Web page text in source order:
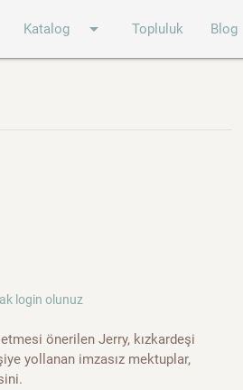
Katalog arrow_drop_down Topluluk Blog
login olunuz
önerilen Jerry, kızkardeşi
yollanan imzasız mektuplar,